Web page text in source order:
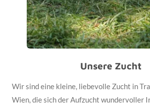
Unsere Zucht
Wir sind eine kleine, liebevolle Zucht in
Wien, die sich der Aufzucht wundervoller